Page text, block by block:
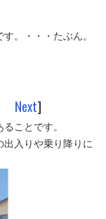
。・・・たぶん。
Next]
ことです。
入りや乗り降りに